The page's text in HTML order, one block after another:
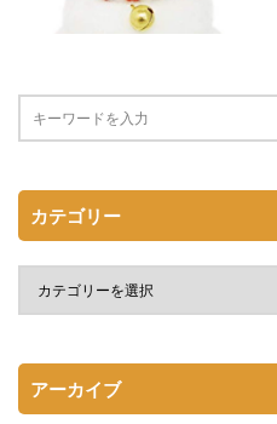
カテゴリー
アーカイブ